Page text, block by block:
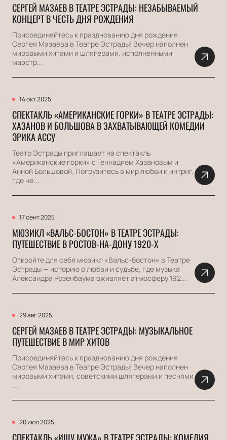
СЕРГЕЙ МАЗАЕВ В ТЕАТРЕ ЭСТРАДЫ: НЕЗАБЫВАЕМЫЙ
КОНЦЕРТ В ЧЕСТЬ ДНЯ РОЖДЕНИЯ
Присоединяйтесь к празднованию дня рождения
Сергея Мазаева в Театре Эстрады! Вечер наполнен
мировыми хитами и шлягерами, исполненными
маэстр...
14 окт 2025
СПЕКТАКЛЬ «АМЕРИКАНСКИЕ ГОРКИ» В ТЕАТРЕ ЭСТРАДЫ:
ХАЗАНОВ И БОЛЬШОВА В ЗАХВАТЫВАЮЩЕЙ КОМЕДИИ
ЭРИКА АССУ
Театр Эстрады приглашает на спектакль
«Американские горки» с Геннадием Хазановым и
Анной Большовой. Погрузитесь в мир любви и интриг,
где не...
17 сент 2025
МЮЗИКЛ «ВАЛЬС-БОСТОН» В ТЕАТРЕ ЭСТРАДЫ:
ПУТЕШЕСТВИЕ В РОСТОВ-НА-ДОНУ 1920-Х
Откройте для себя мюзикл «Вальс-бостон» в Театре
Эстрады — историю о любви и судьбе, где музыка
Александра Розенбаума оживляет атмосферу 192...
29 авг 2025
СЕРГЕЙ МАЗАЕВ В ТЕАТРЕ ЭСТРАДЫ: МУЗЫКАЛЬНОЕ
ПУТЕШЕСТВИЕ В МИР ХИТОВ
Присоединяйтесь к празднованию дня рождения
Сергея Мазаева в Театре Эстрады! Вечер наполнен
мировыми хитами, советскими шлягерами и песнями
20 июл 2025
СПЕКТАКЛЬ «ИЩУ МУЖА» В ТЕАТРЕ ЭСТРАДЫ: КОМЕДИЯ